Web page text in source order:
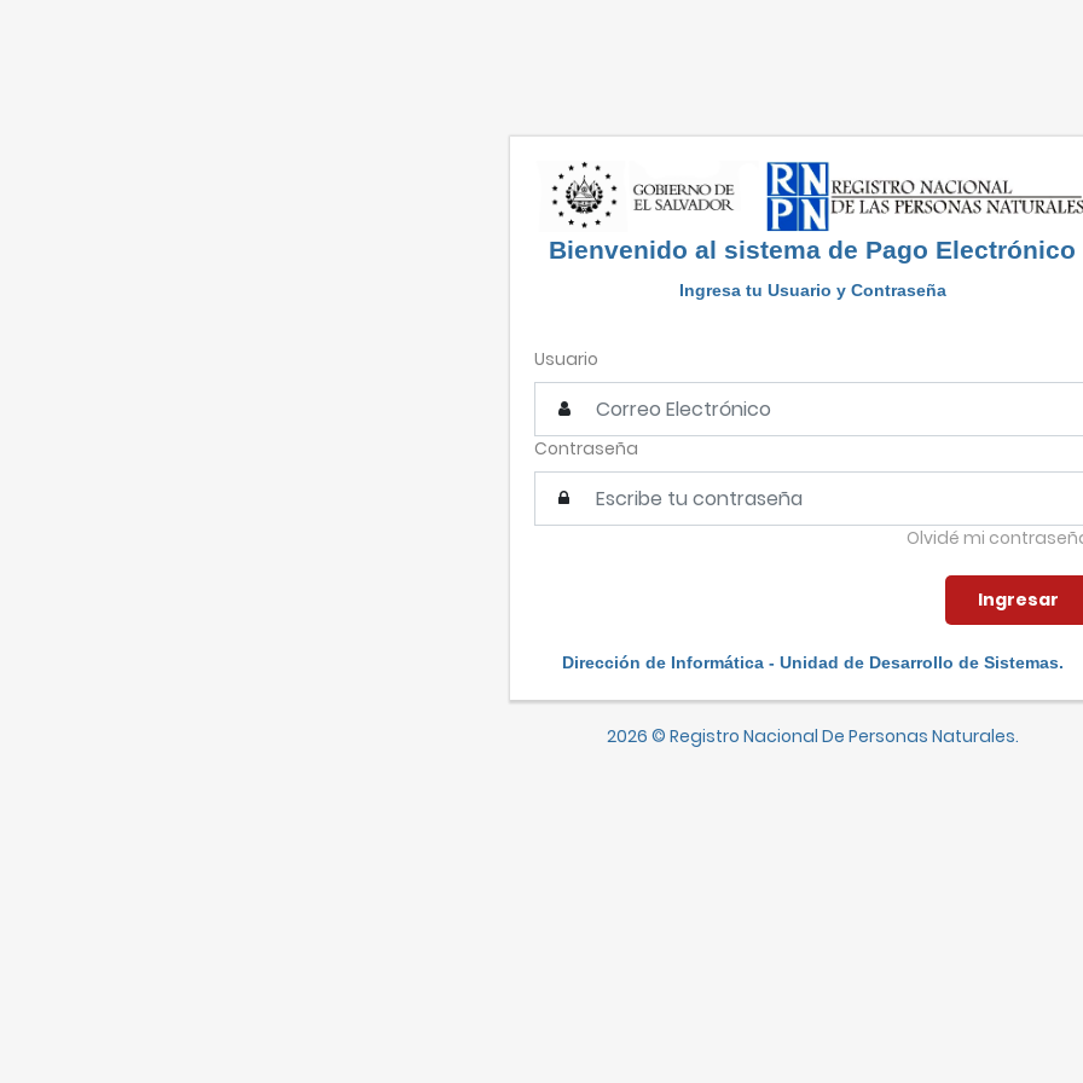
Bienvenido al sistema de Pago Electrónico
Ingresa tu Usuario y Contraseña
Usuario
Contraseña
Olvidé mi
Dirección de Informática - Unidad de Desarrollo de Sistemas.
2026 © Registro Nacional De Personas Naturales.